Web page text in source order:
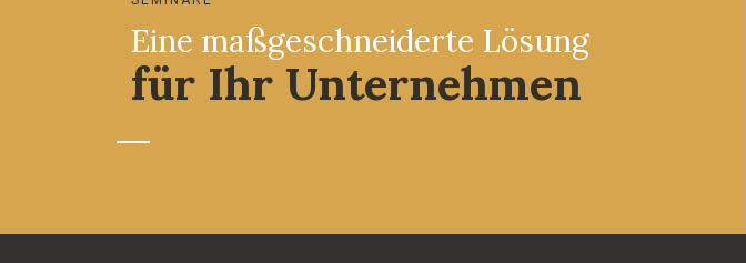
Eine maßgeschneiderte Lösung
für Ihr Unternehmen